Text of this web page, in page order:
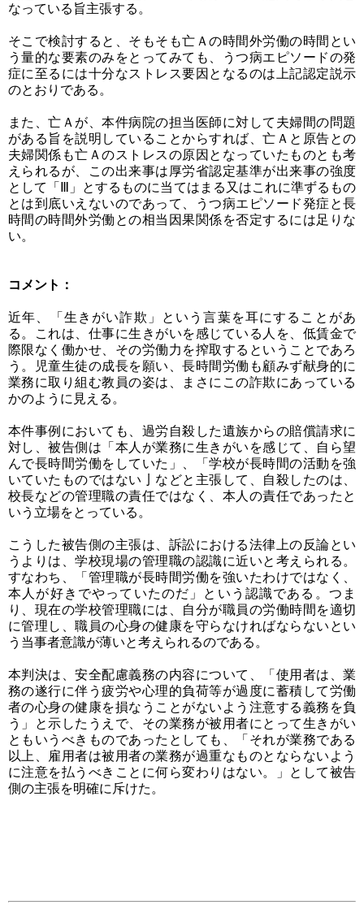
なっている旨主張する。
そこで検討すると、そもそも亡Ａの時間外労働の時間とい
う量的な要素のみをとってみても、うつ病エピソードの発
症に至るには十分なストレス要因となるのは上記認定説示
のとおりである。
また、亡Ａが、本件病院の担当医師に対して夫婦間の問題
がある旨を説明していることからすれば、亡Ａと原告との
夫婦関係も亡Ａのストレスの原因となっていたものとも考
えられるが、この出来事は厚労省認定基準が出来事の強度
として「Ⅲ」とするものに当てはまる又はこれに準ずるもの
とは到底いえないのであって、うつ病エピソード発症と長
時間の時間外労働との相当因果関係を否定するには足りな
い。
コメント：
近年、「生きがい詐欺」という言葉を耳にすることがあ
る。これは、仕事に生きがいを感じている人を、低賃金で
際限なく働かせ、その労働力を搾取するということであろ
う。児童生徒の成長を願い、長時間労働も顧みず献身的に
業務に取り組む教員の姿は、まさにこの詐欺にあっている
かのように見える。
本件事例においても、過労自殺した遺族からの賠償請求に
対し、被告側は「本人が業務に生きがいを感じて、自ら望
んで長時間労働をしていた」、「学校が長時間の活動を強
いていたものではない亅などと主張して、自殺したのは、
校長などの管理職の責任ではなく、本人の責任であったと
いう立場をとっている。
こうした被告側の主張は、訴訟における法律上の反論とい
うよりは、学校現場の管理職の認識に近いと考えられる。
すなわち、「管理職が長時間労働を強いたわけではなく、
本人が好きでやっていたのだ」という認識である。つま
り、現在の学校管理職には、自分が職員の労働時間を適切
に管理し、職員の心身の健康を守らなければならないとい
う当事者意識が薄いと考えられるのである。
本判決は、安全配慮義務の内容について、「使用者は、業
務の遂行に伴う疲労や心理的負荷等が過度に蓄積して労働
者の心身の健康を損なうことがないよう注意する義務を負
う」と示したうえで、その業務が被用者にとって生きがい
ともいうべきものであったとしても、「それが業務である
以上、雇用者は被用者の業務が過重なものとならないよう
に注意を払うべきことに何ら変わりはない。」として被告
側の主張を明確に斥けた。